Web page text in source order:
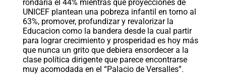
rondaría el 44% mientras que proyecciones de
UNICEF plantean una pobreza infantil en torno al
63%, promover, profundizar y revalorizar la
Educacion como la bandera desde la cual partir
para lograr crecimiento y prosperidad es hoy más
que nunca un grito que debiera ensordecer a la
clase política dirigente que parece encontrarse
muy acomodada en el “Palacio de Versalles”.